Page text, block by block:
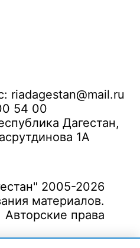
riadagestan@mail.ru
54 00
Дагестан,
1А
2005-2026
материалов.
Авторские права